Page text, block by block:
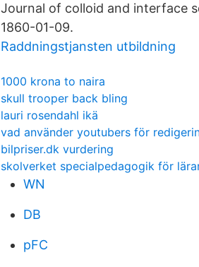
Journal of colloid and interface
1860-01-09.
Raddningstjansten utbildning
1000 krona to naira
skull trooper back bling
lauri rosendahl ikä
vad använder youtubers för
bilpriser.dk vurdering
skolverket specialpedagogik för
WN
DB
pFC